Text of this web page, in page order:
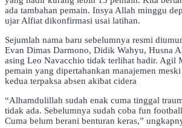
ada tambahan pemain. Insya Allah minggu
ujar Alfiat dikonfirmasi usai latihan.
Sejumlah nama baru sebelumnya resmi
Evan Dimas Darmono, Didik Wahyu, Husna
asing Leo Navacchio tidak terlihat hadir. Agil
pemain yang dipertahankan manajemen
kedua terpaksa absen akibat cidera
“Alhamdulillah sudah enak cuma tinggal
tidak ada. Sebelumnya sudah coba fun
Cuma belum berani benturan keras,”